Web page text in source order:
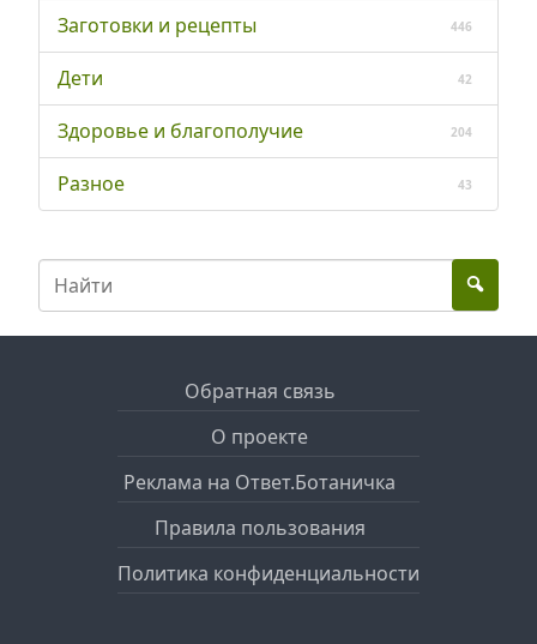
Заготовки и рецепты 446
Дети 42
Здоровье и благополучие 204
Разное 43
Обратная связь
О проекте
Реклама на Ответ.Ботаничка
Правила пользования
Политика конфиденциальности